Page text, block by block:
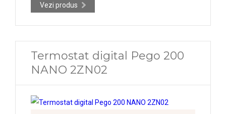
Vezi produs
Termostat digital Pego 200
NANO 2ZN02